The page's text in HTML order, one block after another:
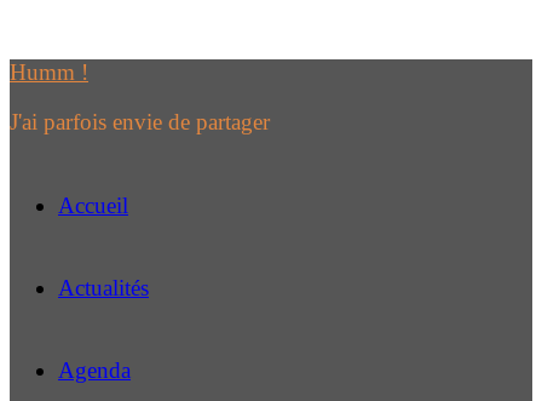
contenu
Humm !
J'ai parfois envie de partager
Accueil
Actualités
Agenda